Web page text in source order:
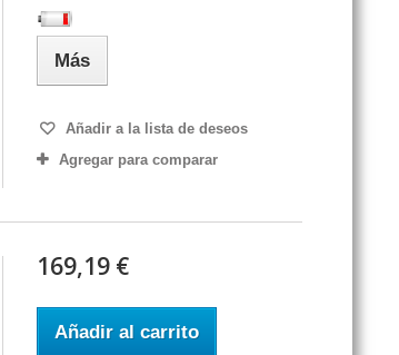
Más
Añadir a la lista de deseos
Agregar para comparar
169,19 €
Añadir al carrito